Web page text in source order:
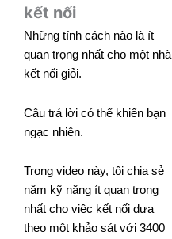
kết nối
Những tính cách nào là ít
quan trọng nhất cho một nhà
kết nối giỏi.
Câu trả lời có thể khiến bạn
ngạc nhiên.
Trong video này, tôi chia sẻ
năm kỹ năng ít quan trọng
nhất cho việc kết nối dựa
theo một khảo sát với 3400